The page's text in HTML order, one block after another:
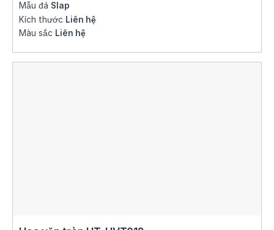
Mẫu đá Slap
Kích thước Liên hệ
Màu sắc Liên hệ